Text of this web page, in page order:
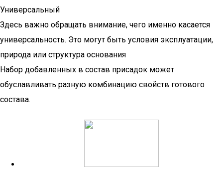
Универсальный
Здесь важно обращать внимание, чего именно касается
универсальность. Это могут быть условия эксплуатации,
природа или структура основания
Набор добавленных в состав присадок может
обуславливать разную комбинацию свойств готового
состава.